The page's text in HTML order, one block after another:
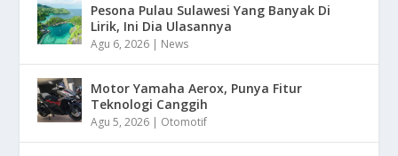
Pesona Pulau Sulawesi Yang Banyak Di
Lirik, Ini Dia Ulasannya
Agu 6, 2026 | News
Motor Yamaha Aerox, Punya Fitur
Teknologi Canggih
Agu 5, 2026 | Otomotif